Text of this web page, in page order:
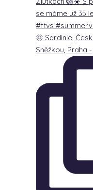
🌞 Sardinie,
Sněžkou, Praha -